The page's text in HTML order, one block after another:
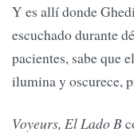
Y es allí donde
escuchado durante
pacientes, sabe que
ilumina y oscurece,
Voyeurs, El Lado B